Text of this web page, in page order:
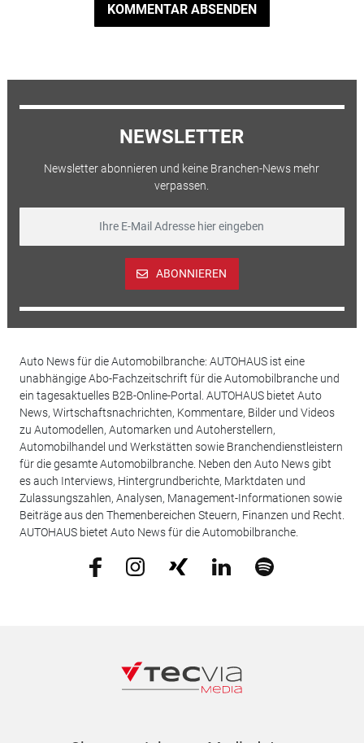
KOMMENTAR ABSENDEN
NEWSLETTER
Newsletter abonnieren und keine Branchen-News mehr
verpassen.
ABONNIEREN
Auto News für die Automobilbranche: AUTOHAUS ist eine
unabhängige Abo-Fachzeitschrift für die Automobilbranche und
ein tagesaktuelles B2B-Online-Portal. AUTOHAUS bietet Auto
News, Wirtschaftsnachrichten, Kommentare, Bilder und Videos
zu Automodellen, Automarken und Autoherstellern,
Automobilhandel und Werkstätten sowie Branchendienstleistern
für die gesamte Automobilbranche. Neben den Auto News gibt
es auch Interviews, Hintergrundberichte, Marktdaten und
Zulassungszahlen, Analysen, Management-Informationen sowie
Beiträge aus den Themenbereichen Steuern, Finanzen und Recht.
AUTOHAUS bietet Auto News für die Automobilbranche.